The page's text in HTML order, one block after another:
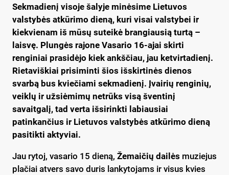
Sekmadienį visoje šalyje minėsime Lietuvos
valstybės atkūrimo dieną, kuri visai valstybei ir
kiekvienam iš mūsų suteikė brangiausią turtą –
laisvę. Plungės rajone Vasario 16-ajai skirti
renginiai prasidėjo kiek ankščiau, jau ketvirtadienį.
Rietaviškiai prisiminti šios išskirtinės dienos
svarbą bus kviečiami sekmadienį. Įvairių renginių,
veiklų ir užsiėmimų netrūks visą šventinį
savaitgalį, tad verta išsirinkti labiausiai
patinkančius ir Lietuvos valstybės atkūrimo dieną
pasitikti aktyviai.
Jau rytoj, vasario 15 dieną, Žemaičių dailės muziejus
plačiai atvers savo duris lankytojams ir visus kvies